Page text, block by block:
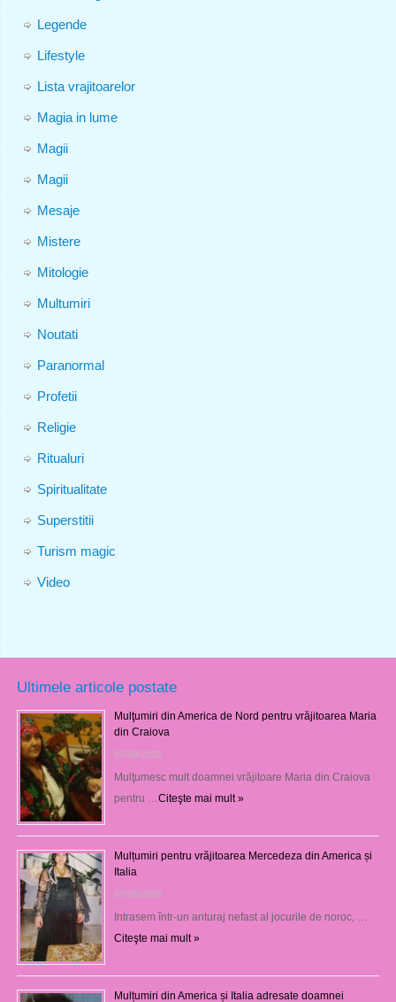
Legende
Lifestyle
Lista vrajitoarelor
Magia in lume
Magii
Magii
Mesaje
Mistere
Mitologie
Multumiri
Noutati
Paranormal
Profetii
Religie
Ritualuri
Spiritualitate
Superstitii
Turism magic
Video
Ultimele articole postate
Mulţumiri din America de Nord pentru vrăjitoarea Maria
din Craiova
07/08/2026
Mulţumesc mult doamnei vrăjitoare Maria din Craiova
pentru … Citeşte mai mult »
Mulțumiri pentru vrăjitoarea Mercedeza din America și
Italia
07/08/2026
Intrasem într-un anturaj nefast al jocurile de noroc, …
Citeşte mai mult »
Mulțumiri din America și Italia adresate doamnei